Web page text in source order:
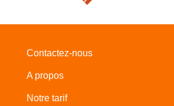
Contactez-nous
A propos
Notre tarif